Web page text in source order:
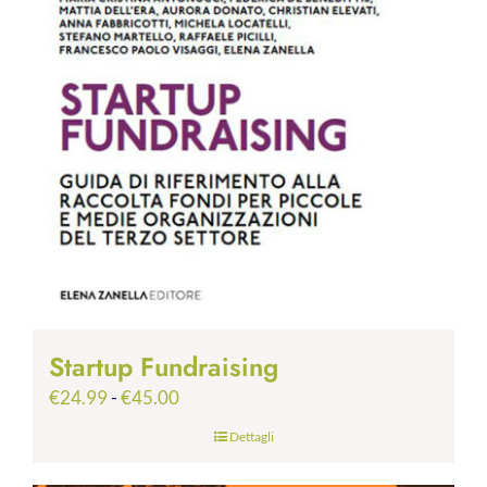
Startup Fundraising
€24.99-€45.00Fascia
Dettagli